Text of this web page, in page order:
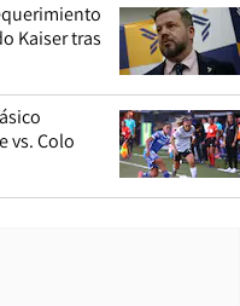
Kaiser tras
vs. Colo